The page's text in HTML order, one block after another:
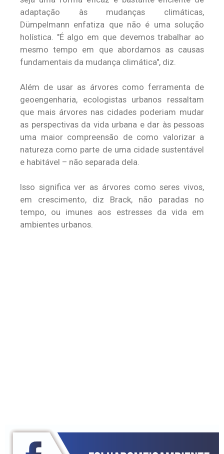
adaptação às mudanças climáticas,
Dümpelmann enfatiza que não é uma solução
holística. "É algo em que devemos trabalhar ao
mesmo tempo em que abordamos as causas
fundamentais da mudança climática", diz.
Além de usar as árvores como ferramenta de
geoengenharia, ecologistas urbanos ressaltam
que mais árvores nas cidades poderiam mudar
as perspectivas da vida urbana e dar às pessoas
uma maior compreensão de como valorizar a
natureza como parte de uma cidade sustentável
e habitável – não separada dela.
Isso significa ver as árvores como seres vivos,
em crescimento, diz Brack, não paradas no
tempo, ou imunes aos estresses da vida em
ambientes urbanos.